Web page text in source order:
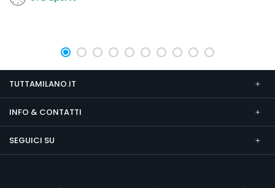
TUTTAMILANO.IT
INFO & CONTATTI
SEGUICI SU